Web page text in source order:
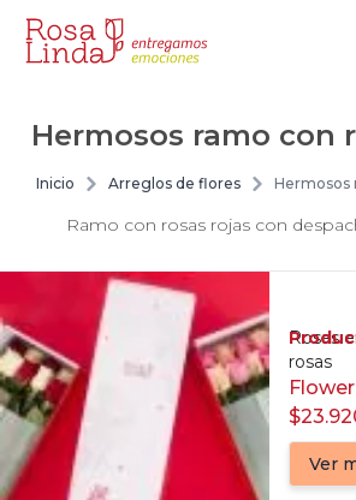
Hermosos ramo con
Inicio Arreglos de flores Hermosos
Ramo con rosas rojas con
Rosas
rosas
Ver